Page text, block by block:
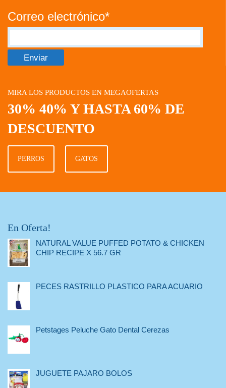
Correo electrónico*
MIRA LOS PRODUCTOS EN MEGAOFERTAS
30% 40% Y HASTA 60% DE
DESCUENTO
PERROS GATOS
En Oferta!
NATURAL VALUE PUFFED POTATO & CHICKEN
CHIP RECIPE X 56.7 GR
PECES RASTRILLO PLASTICO PARA ACUARIO
Petstages Peluche Gato Dental Cerezas
JUGUETE PAJARO BOLOS